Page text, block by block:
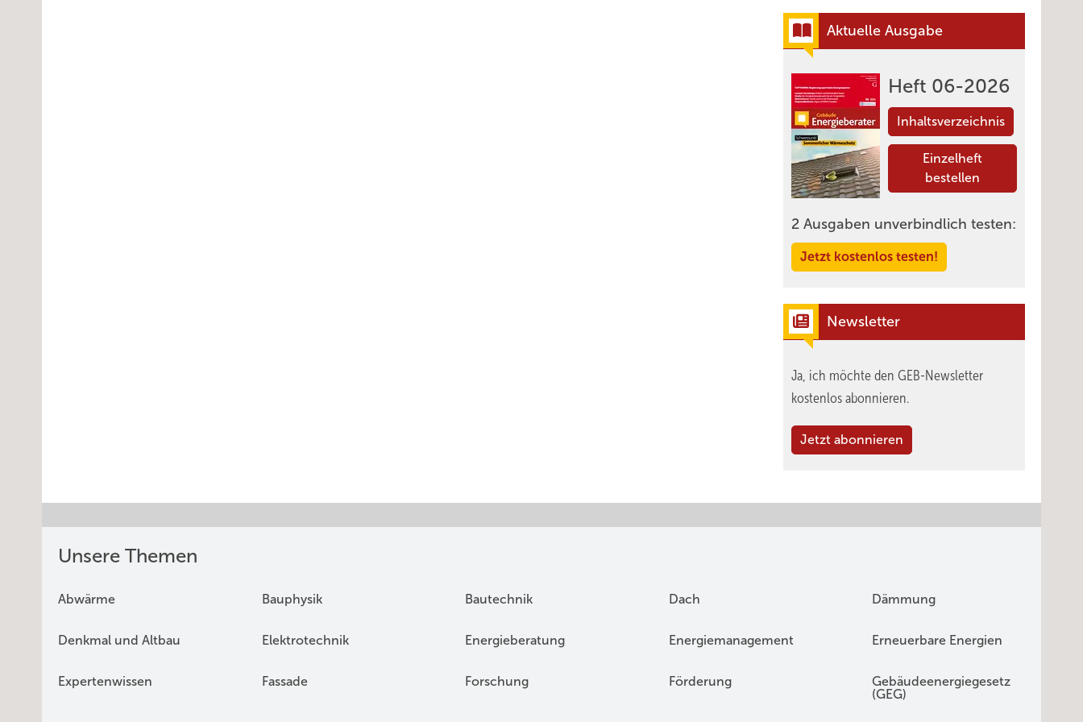
Aktuelle Ausgabe
Heft 06-2026
Inhaltsverzeichnis
Einzelheft
bestellen
2 Ausgaben unverbindlich testen:
Jetzt kostenlos testen!
Newsletter
Ja, ich möchte den GEB-Newsletter
kostenlos abonnieren.
Jetzt abonnieren
Unsere Themen
Abwärme Bauphysik Bautechnik Dach Dämmung
Denkmal und Altbau Elektrotechnik Energieberatung Energiemanagement Erneuerbare Energien
Expertenwissen Fassade Forschung Förderung
Gebäudeenergiegesetz
(GEG)